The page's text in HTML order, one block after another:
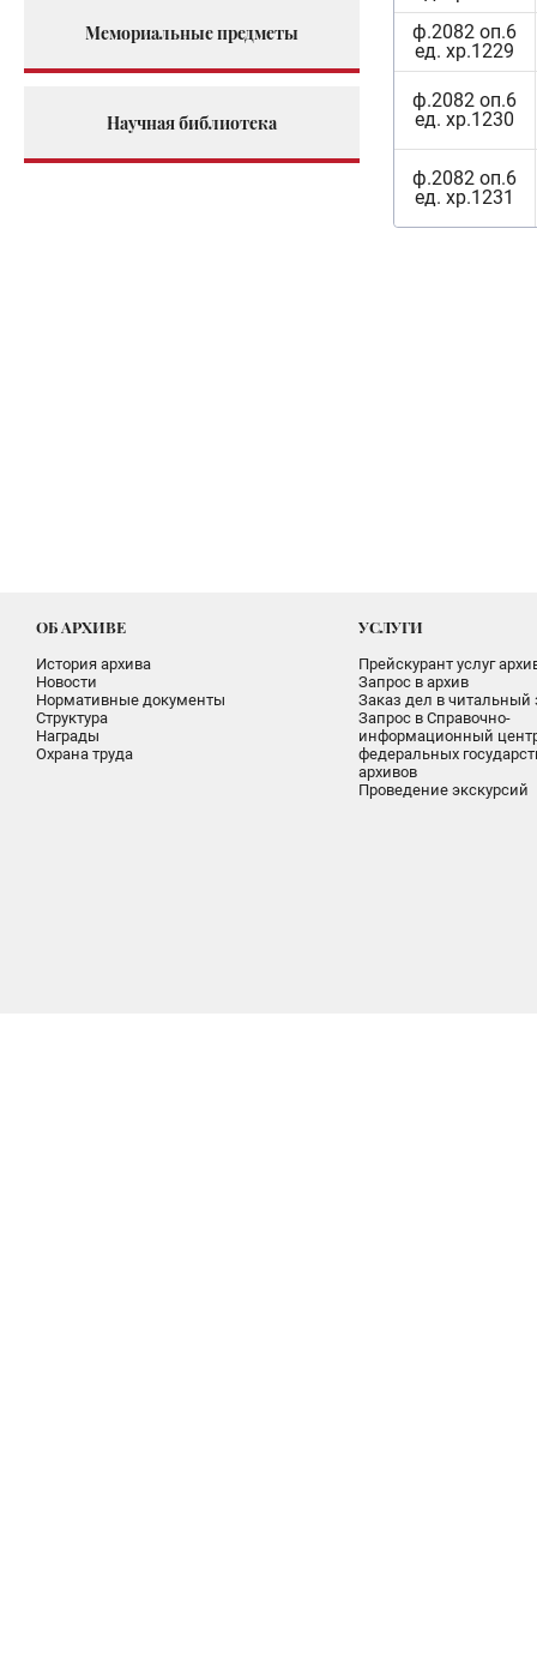
Мемориальные предметы
Научная библиотека
ф.2082 оп.6
ед. хр.1229
ф.2082 оп.6
ед. хр.1230
ф.2082 оп.6
ед. хр.1231
ОБ АРХИВЕ
История архива
Новости
Нормативные документы
Структура
Награды
Охрана труда
УСЛУГИ
Прейскурант услуг
Запрос в архив
Заказ дел в читальный
Запрос в Справочно-
информационный
федеральных
архивов
Проведение экскурсий